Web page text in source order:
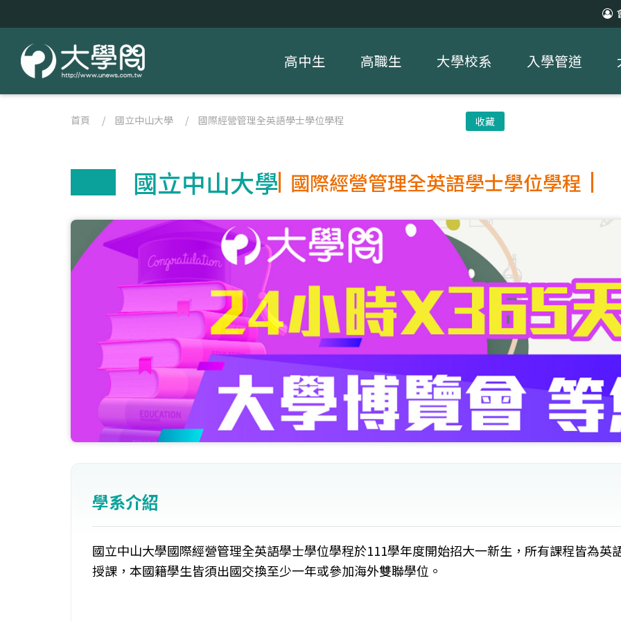
高中生 高職生 大學校系 入學管道
首頁 / 國立中山大學 / 國際經營管理全英語學士學位學程 收藏
國立中山大學 國際經營管理全英語學士學位學程
學系介紹
國立中山大學國際經營管理全英語學士學位學程於111學年度開始招大一新生，所有課程皆為英
授課，本國籍學生皆須出國交換至少一年或參加海外雙聯學位。